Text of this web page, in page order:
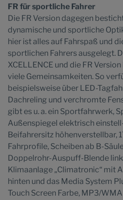
FR für sportliche Fahrer
Die FR Version dagegen
dynamische und sportliche
hier ist alles auf Fahrspaß und
sportlichen Fahrers ausgelegt.
XCELLENCE und die FR
viele Gemeinsamkeiten. So
beispielsweise über LED-
Dachreling und verchromte
gibt es u. a. ein Sportfahrwerk,
Außenspiegel elektrisch
Beifahrersitz höhenverstellbar,
Fahrprofile, Scheiben ab B-
Doppelrohr-Auspuff-Blende
Klimaanlage „Climatronic“ mit
hinten und das Media System
Touch Screen Farbe, MP3/